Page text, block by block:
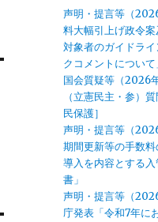
声明・提言等（
料大幅引上げ政令
対象者のガイドラ
クコメントについて
国会質疑等（2026
（立憲民主・参）
民保護］
声明・提言等（
期間更新等の手数
導入を内容とする
書」
声明・提言等（
庁発表「令和7年に